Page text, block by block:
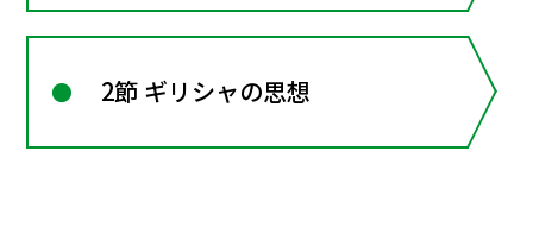
2節 ギリシャの思想